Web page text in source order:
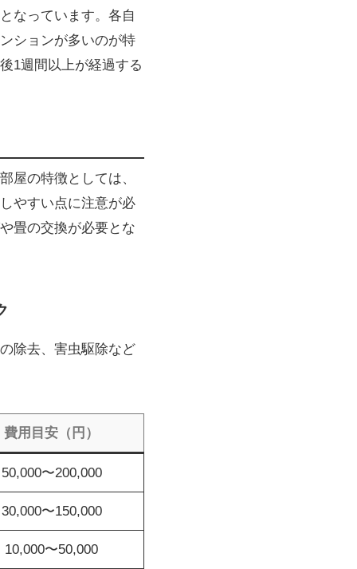
なっています。各自
ションが多いのが特
1週間以上が経過する
屋の特徴としては、
やすい点に注意が必
畳の交換が必要とな
除去、害虫駆除など
費用目安（円）
50,000〜200,000
30,000〜150,000
10,000〜50,000